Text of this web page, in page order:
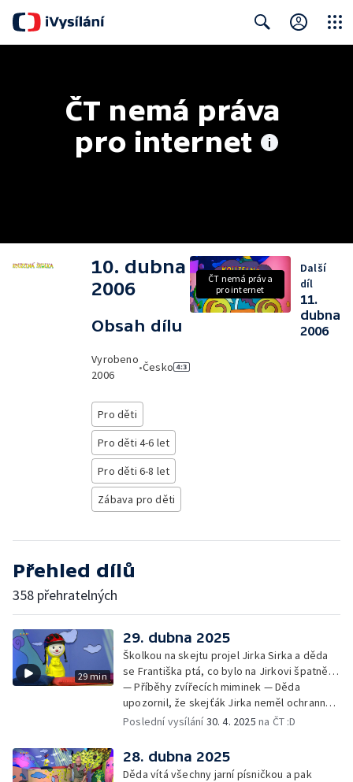
ČT nemá práva
pro internet
10. dubna
2006
Obsah dílu
Vyrobeno
2006
•Česko
Pro děti
Pro děti 4-6 let
Pro děti 6-8 let
Zábava pro děti
ČT nemá práva
pro internet
Další
díl
11.
dubna
2006
Přehled dílů
358 přehratelných
29 min
29. dubna 2025
Školkou na skejtu projel Jirka Sirka a děda
se Františka ptá, co bylo na Jirkovi špatně…
— Příběhy zvířecích miminek — Děda
upozornil, že skejťák Jirka neměl ochranné
pomůcky: helmu a chrániče pro
Obrázky a rozloučení
Poslední vysílání30. 4. 2025 na ČT :D
28. dubna 2025
Děda vítá všechny jarní písničkou a pak